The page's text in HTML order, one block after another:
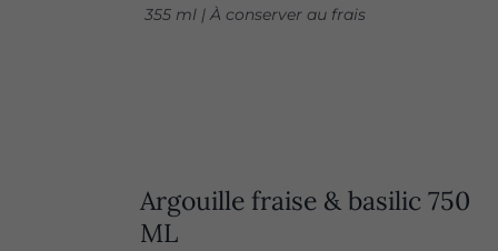
355 ml | À conserver au frais
Argouille fraise & basilic 750
ML